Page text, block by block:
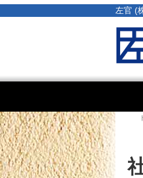
左官 (